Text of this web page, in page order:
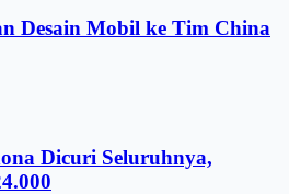
Desain Mobil ke Tim China
Dicuri Seluruhnya,